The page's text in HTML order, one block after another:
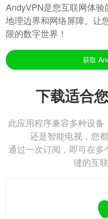
AndyVPN是您互联网体
地理边界和网络屏障。让
限的数字世界！
获取
下载适合
此应用程序兼容多种设
还是智能电视，您
通过一次订阅，即可在
缝的互